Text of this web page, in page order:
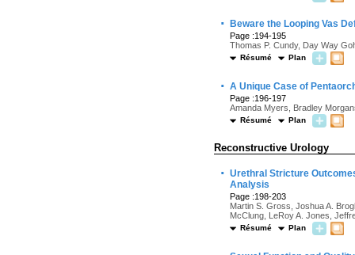
· Beware the Looping Vas
Page :194-195
Thomas P. Cundy, Day Way
Résumé Plan
· A Unique Case of
Page :196-197
Amanda Myers, Bradley
Résumé Plan
Reconstructive Urology
· Urethral Stricture
Analysis
Page :198-203
Martin S. Gross, Joshua A.
McClung, LeRoy A. Jones,
Résumé Plan